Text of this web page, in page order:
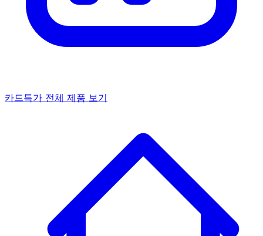
카드특가 전체 제품 보기